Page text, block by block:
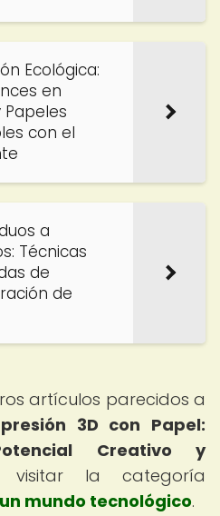
Ecológica:
en
Papeles
con el
a
Técnicas
de
de
artículos parecidos a
3D con Papel:
Creativo y
visitar la categoría
mundo tecnológico.